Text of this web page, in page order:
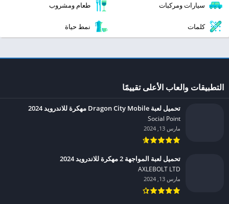
سيارات ومركبات طعام ومشروب
كلمات نمط حياة
التطبيقات والعاب الأعلى تقييمًا
تحميل لعبة Dragon City Mobile مهكرة للاندرويد 2024
Social Point‏
مارس 13, 2024
تحميل لعبة المواجهة 2 مهكرة للاندرويد 2024
AXLEBOLT LTD‏
مارس 13, 2024